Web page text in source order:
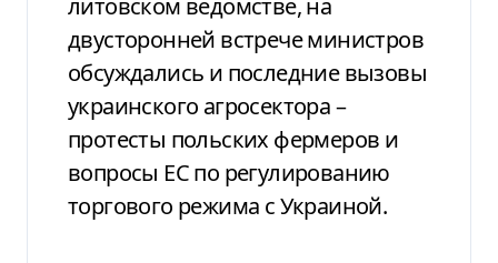
литовском ведомстве, на
двусторонней встрече министров
обсуждались и последние вызовы
украинского агросектора –
протесты польских фермеров и
вопросы ЕС по регулированию
торгового режима с Украиной.